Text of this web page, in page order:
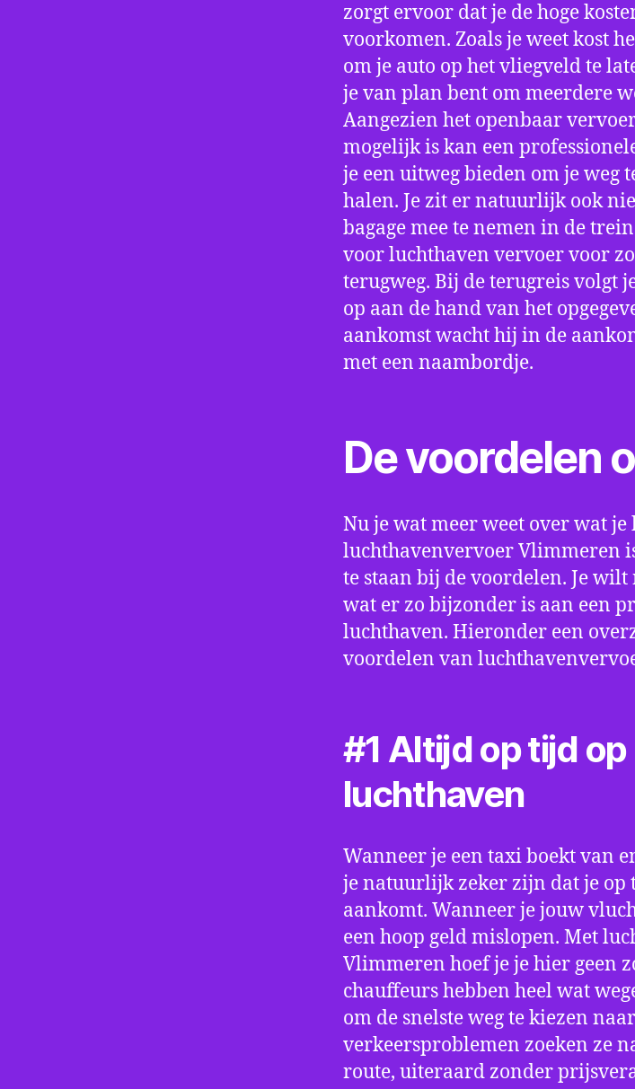
zorgt ervoor dat je de hoge
voorkomen. Zoals je weet kost
om je auto op het vliegveld te
je van plan bent om meerdere
Aangezien het openbaar
mogelijk is kan een
je een uitweg bieden om je weg
halen. Je zit er natuurlijk ook
bagage mee te nemen in de
voor luchthaven vervoer voor
terugweg. Bij de terugreis volgt
op aan de hand van het
aankomst wacht hij in de
met een naambordje.
De voordelen
Nu je wat meer weet over wat
luchthavenvervoer Vlimmeren
te staan bij de voordelen. Je
wat er zo bijzonder is aan een
luchthaven. Hieronder een
voordelen van
#1 Altijd op tijd op
luchthaven
Wanneer je een taxi boekt van
je natuurlijk zeker zijn dat je op
aankomt. Wanneer je jouw
een hoop geld mislopen. Met
Vlimmeren hoef je je hier geen
chauffeurs hebben heel wat
om de snelste weg te kiezen
verkeersproblemen zoeken ze
route, uiteraard zonder